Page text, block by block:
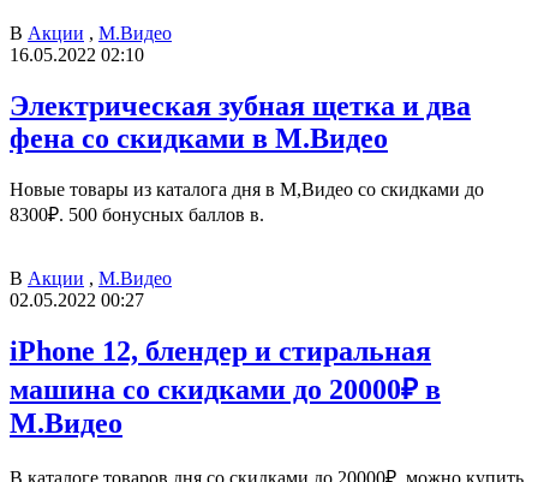
В Акции , М.Видео
16.05.2022 02:10
Электрическая зубная щетка и два
фена со скидками в М.Видео
Новые товары из каталога дня в М,Видео со скидками до
8300₽. 500 бонусных баллов в.
В Акции , М.Видео
02.05.2022 00:27
iPhone 12, блендер и стиральная
машина со скидками до 20000₽ в
М.Видео
В каталоге товаров дня со скидками до 20000₽, можно купить